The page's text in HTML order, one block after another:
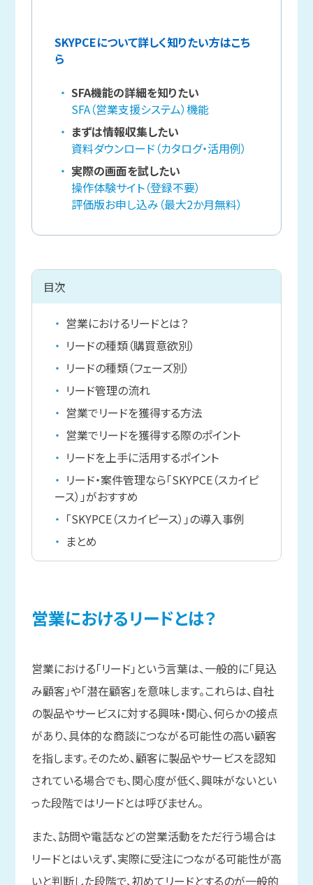
SKYPCEについて詳しく知りたい方はこち
ら
SFA機能の詳細を知りたい
SFA（営業支援システム）機能
まずは情報収集したい
資料ダウンロード（カタログ・活用例）
実際の画面を試したい
操作体験サイト（登録不要）
評価版お申し込み（最大2か月無料）
目次
営業におけるリードとは？
リードの種類（購買意欲別）
リードの種類（フェーズ別）
リード管理の流れ
営業でリードを獲得する方法
営業でリードを獲得する際のポイント
リードを上手に活用するポイント
リード・案件管理なら「SKYPCE（スカイピ
ース）」がおすすめ
「SKYPCE（スカイピース）」の導入事例
まとめ
営業におけるリードとは？
営業における「リード」という言葉は、一般的に「見込
み顧客」や「潜在顧客」を意味します。これらは、自社
の製品やサービスに対する興味・関心、何らかの接点
があり、具体的な商談につながる可能性の高い顧客
を指します。そのため、顧客に製品やサービスを認知
されている場合でも、関心度が低く、興味がないとい
った段階ではリードとは呼びません。
また、訪問や電話などの営業活動をただ行う場合は
リードとはいえず、実際に受注につながる可能性が高
いと判断した段階で、初めてリードとするのが一般的